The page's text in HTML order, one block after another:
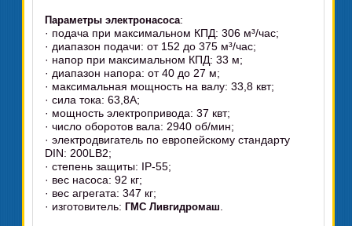
Параметры электронасоса:
· подача при максимальном КПД: 306 м³/час;
· диапазон подачи: от 152 до 375 м³/час;
· напор при максимальном КПД: 33 м;
· диапазон напора: от 40 до 27 м;
· максимальная мощность на валу: 33,8 квт;
· сила тока: 63,8А;
· мощность электропривода: 37 квт;
· число оборотов вала: 2940 об/мин;
· электродвигатель по европейскому стандарту
DIN: 200LB2;
· степень защиты: IP-55;
· вес насоса: 92 кг;
· вес агрегата: 347 кг;
· изготовитель:ГМС Ливгидромаш